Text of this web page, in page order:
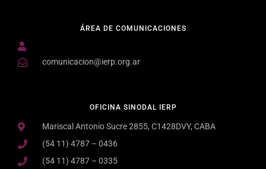
OFICINA SINODAL IERP
Mariscal Antonio Sucre 2855, C1428DVY, CABA
(54 11) 4787 – 0436
(54 11) 4787 – 0335
ÁREA DE COMUNICACIONES
comunicacion@ierp.org.ar